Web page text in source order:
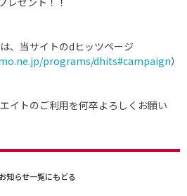
、当サイトのdヒッツページ
programs/dhits#campaign）
イトのご利用を何卒よろしくお願い
知らせ一覧にもどる